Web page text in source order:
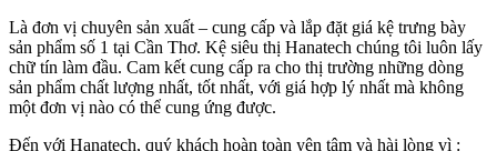
Là đơn vị chuyên sản xuất – cung cấp và lắp đặt giá kệ trưng bày
sản phẩm số 1 tại Cần Thơ. Kệ siêu thị Hanatech chúng tôi luôn lấy
chữ tín làm đầu. Cam kết cung cấp ra cho thị trường những dòng
sản phẩm chất lượng nhất, tốt nhất, với giá hợp lý nhất mà không
một đơn vị nào có thể cung ứng được.
Đến với Hanatech, quý khách hoàn toàn yên tâm và hài lòng vì :